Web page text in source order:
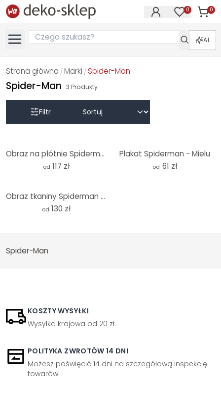
0 0
AI
Strona główna / Marki / Spider-Man
Spider-Man 3 Produkty
Filtr
Obraz na płótnie Spiderman - Mielu
od 117 zł
Plakat Spiderman - Mielu
od 61 zł
Obraz tkaniny Spiderman - Mielu
od 130 zł
Spider-Man
KOSZTY WYSYŁKI
Wysyłka krajowa od 20 zł.
POLITYKA ZWROTÓW 14 DNI
Możesz poświęcić 14 dni na szczegółową inspekcję
towarów.